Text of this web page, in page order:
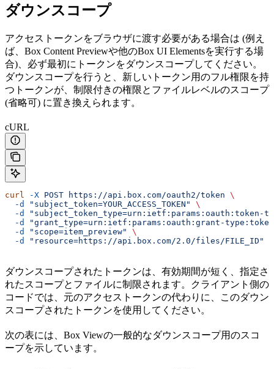
ダウンスコープ
アクセストークンをブラウザに渡す必要がある場合は (例え
ば、Box Content Previewや他のBox UI Elementsを実行する場
合)、必ず最初にトークンをダウンスコープしてください。
ダウンスコープを行うと、新しいトークン用のフル権限を持
つトークンが、制限付きの権限とファイルレベルのスコープ
(省略可) に置き換えられます。
cURL
curl -X POST https://api.box.com/oauth2/token \
  -d
"subject_token=YOUR_ACCESS_TOKEN"
\
  -d
"subject_token_type=urn:ietf:params:oauth:token-
  -d
"grant_type=urn:ietf:params:oauth:grant-
  -d
"scope=item_preview"
\
  -d
"resource=https://api.box.com/2.0/files/FILE_ID"
ダウンスコープされたトークンは、有効期間が短く、指定さ
れたスコープとファイルに制限されます。クライアント側の
コードでは、元のアクセストークンの代わりに、このダウン
スコープされたトークンを使用してください。
次の表には、Box Viewの一般的なダウンスコープ用のスコ
ープを示しています。